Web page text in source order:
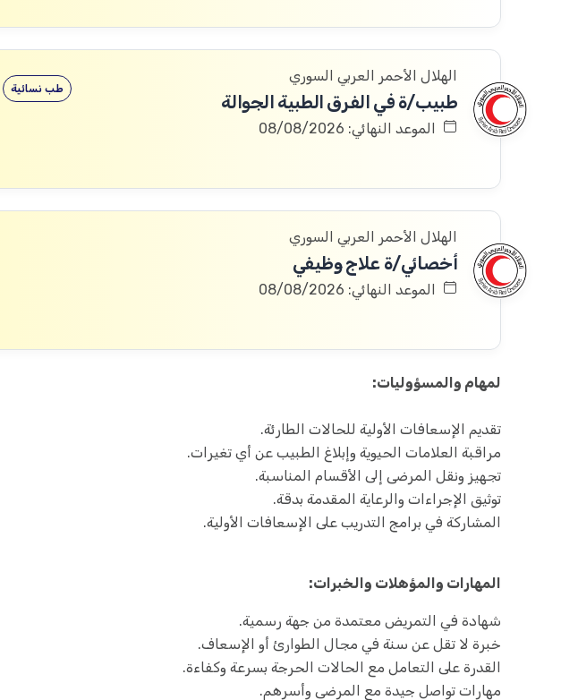
الهلال الأحمر العربي السوري
طبيب/ة في الفرق الطبية الجوالة
الموعد النهائي: 08/08/2026
طب نسائية
الهلال الأحمر العربي السوري
أخصائي/ة علاج وظيفي
الموعد النهائي: 08/08/2026
لمهام والمسؤوليات:
تقديم الإسعافات الأولية للحالات الطارئة.
مراقبة العلامات الحيوية وإبلاغ الطبيب عن أي تغيرات.
تجهيز ونقل المرضى إلى الأقسام المناسبة.
توثيق الإجراءات والرعاية المقدمة بدقة.
المشاركة في برامج التدريب على الإسعافات الأولية.
المهارات والمؤهلات والخبرات:
شهادة في التمريض معتمدة من جهة رسمية.
خبرة لا تقل عن سنة في مجال الطوارئ أو الإسعاف.
القدرة على التعامل مع الحالات الحرجة بسرعة وكفاءة.
مهارات تواصل جيدة مع المرضى وأسرهم.